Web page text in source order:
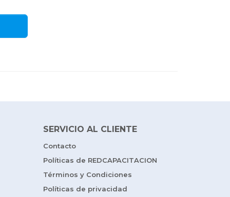
SERVICIO AL CLIENTE
Contacto
Políticas de REDCAPACITACION
Términos y Condiciones
Políticas de privacidad